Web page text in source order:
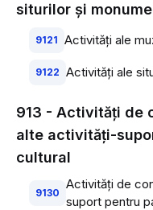
siturilor şi
9121 Activităţi ale
9122 Activităţi ale
913 - Activităţi de
alte activităţi-
cultural
9130
Activităţi de
suport pentru